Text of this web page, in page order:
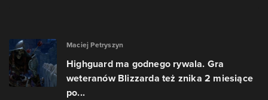
Maciej Petryszyn
Highguard ma godnego rywala. Gra
weteranów Blizzarda też znika 2 miesiące
po...